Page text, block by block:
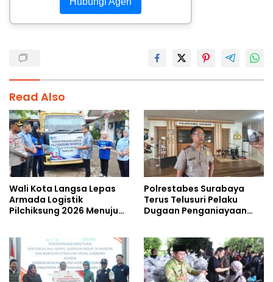
Read Also
Wali Kota Langsa Lepas
Armada Logistik
Pilchiksung 2026 Menuju
Polrestabes Surabaya
Terus Telusuri Pelaku
Dugaan Penganiayaan